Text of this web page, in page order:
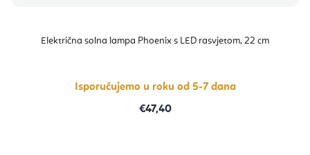
Električna solna lampa Phoenix s LED rasvjetom, 22 cm
Isporučujemo u roku od 5-7 dana
€47,40